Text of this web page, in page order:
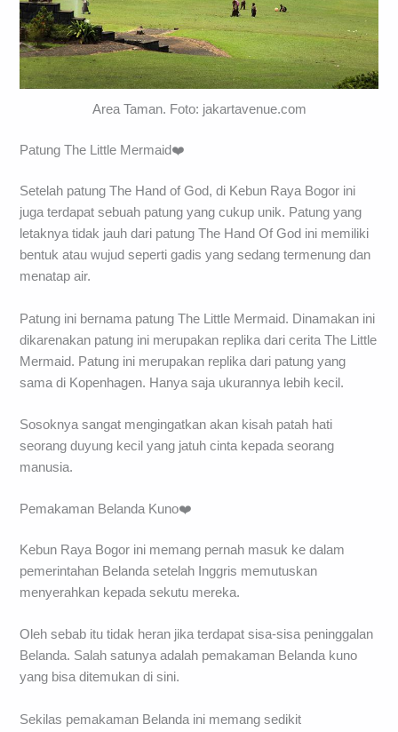
Area Taman. Foto: jakartavenue.com
Patung The Little Mermaid❤️
Setelah patung The Hand of God, di Kebun Raya Bogor ini
juga terdapat sebuah patung yang cukup unik. Patung yang
letaknya tidak jauh dari patung The Hand Of God ini memiliki
bentuk atau wujud seperti gadis yang sedang termenung dan
menatap air.
Patung ini bernama patung The Little Mermaid. Dinamakan ini
dikarenakan patung ini merupakan replika dari cerita The Little
Mermaid. Patung ini merupakan replika dari patung yang
sama di Kopenhagen. Hanya saja ukurannya lebih kecil.
Sosoknya sangat mengingatkan akan kisah patah hati
seorang duyung kecil yang jatuh cinta kepada seorang
manusia.
Pemakaman Belanda Kuno❤️
Kebun Raya Bogor ini memang pernah masuk ke dalam
pemerintahan Belanda setelah Inggris memutuskan
menyerahkan kepada sekutu mereka.
Oleh sebab itu tidak heran jika terdapat sisa-sisa peninggalan
Belanda. Salah satunya adalah pemakaman Belanda kuno
yang bisa ditemukan di sini.
Sekilas pemakaman Belanda ini memang sedikit